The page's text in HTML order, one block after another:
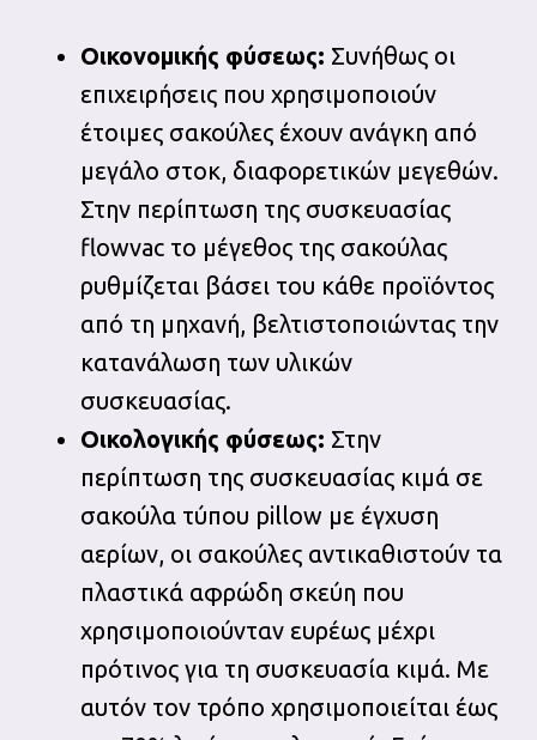
Οικονομικής φύσεως: Συνήθως οι
επιχειρήσεις που χρησιμοποιούν
έτοιμες σακούλες έχουν ανάγκη από
μεγάλο στοκ, διαφορετικών μεγεθών.
Στην περίπτωση της συσκευασίας
flowvac το μέγεθος της σακούλας
ρυθμίζεται βάσει του κάθε προϊόντος
από τη μηχανή, βελτιστοποιώντας την
κατανάλωση των υλικών
συσκευασίας.
Οικολογικής φύσεως: Στην
περίπτωση της συσκευασίας κιμά σε
σακούλα τύπου pillow με έγχυση
αερίων, οι σακούλες αντικαθιστούν τα
πλαστικά αφρώδη σκεύη που
χρησιμοποιούνταν ευρέως μέχρι
πρότινος για τη συσκευασία κιμά. Με
αυτόν τον τρόπο χρησιμοποιείται έως